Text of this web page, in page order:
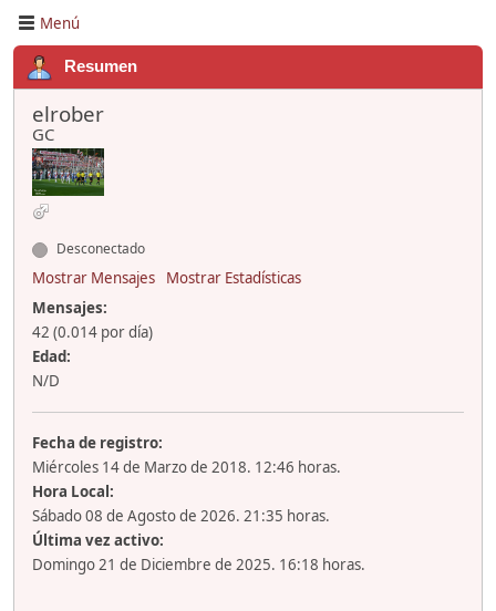
Menú
Resumen
elrober
GC
Desconectado
Mostrar Mensajes
Mostrar Estadísticas
Mensajes:
42 (0.014 por día)
Edad:
N/D
Fecha de registro:
Miércoles 14 de Marzo de 2018. 12:46 horas.
Hora Local:
Sábado 08 de Agosto de 2026. 21:35 horas.
Última vez activo:
Domingo 21 de Diciembre de 2025. 16:18 horas.